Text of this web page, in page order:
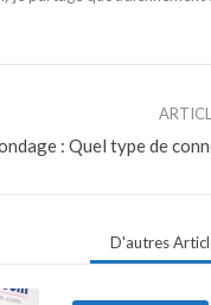
: Quel type de
D'autres